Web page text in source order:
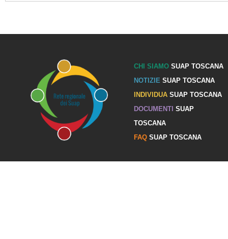
CHI SIAMOSUAP TOSCANA
NOTIZIE SUAP TOSCANA
INDIVIDUASUAP TOSCANA
DOCUMENTI SUAP
TOSCANA
FAQSUAP TOSCANA